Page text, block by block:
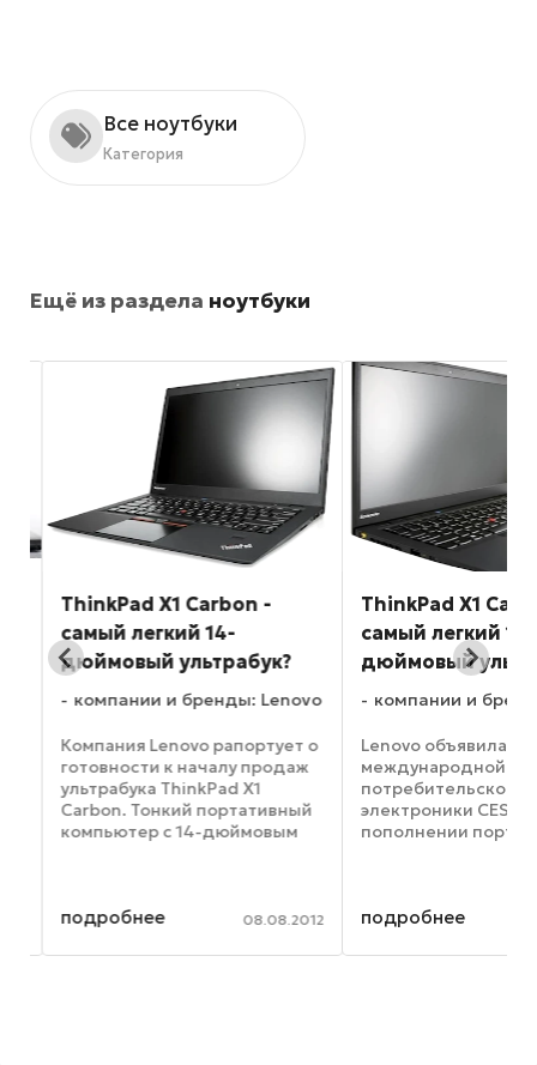
Все ноутбуки
Категория
Ещё из раздела ноутбуки
ThinkPad X1 Carbon -
самый легкий 14-
дюймовый ультрабук?
компании и бренды: Lenovo
Компания Lenovo рапортует о
готовности к началу продаж
ультрабука ThinkPad X1
Carbon. Тонкий портативный
компьютер с 14-дюймовым
углеродного волокна.
подробнее 08.08.2012
ThinkPad X1
самый легкий 14-
дюймовый
компании и
Lenovo объявила на
международной
потребительской
электроники CES
пополнении
X1 Carbon — самого
также ...
подробнее